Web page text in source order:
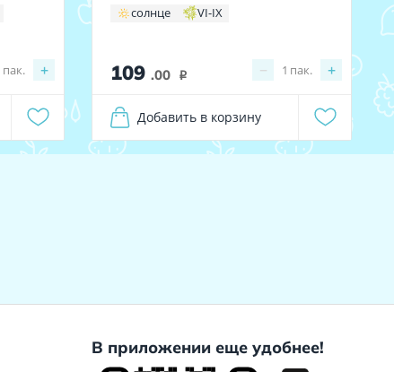
+
пак.
солнце VI-IX
109 .00 i − +
1 пак.
Добавить в корзину
В приложении еще удобнее!